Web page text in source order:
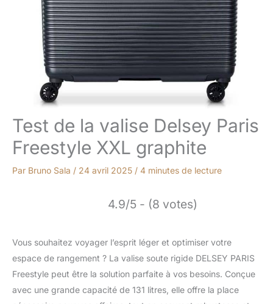
Test de la valise Delsey Paris
Freestyle XXL graphite
Par Bruno Sala / 24 avril 2025 / 4 minutes de lecture
4.9/5 - (8 votes)
Vous souhaitez voyager l’esprit léger et optimiser votre
espace de rangement ? La valise soute rigide DELSEY PARIS
Freestyle peut être la solution parfaite à vos besoins. Conçue
avec une grande capacité de 131 litres, elle offre la place